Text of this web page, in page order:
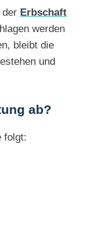
Erbschaft
werden
bleibt die
und
ab?
folgt: